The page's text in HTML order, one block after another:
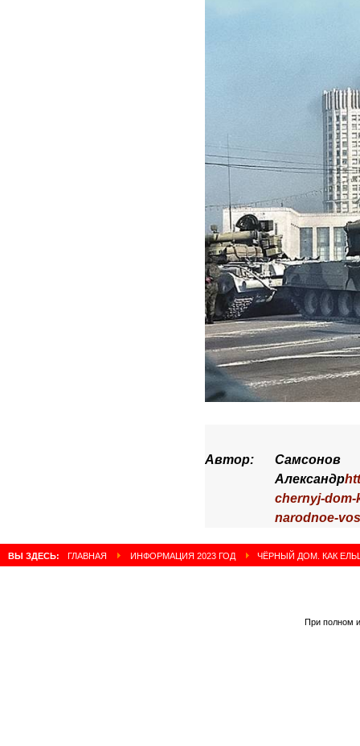
Автор:
Самсонов
Александр
chernyj-dom-
narodnoe-
ВЫ ЗДЕСЬ: ГЛАВНАЯ ИНФОРМАЦИЯ 2023 ГОД ЧЁРНЫЙ ДОМ. КАК
При полном